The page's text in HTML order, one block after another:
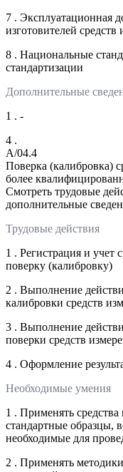
7 . Эксплуатационная
изготовителей средств
8 . Национальные
стандартизации
Дополнительные
1 . -
4 .
A/04.4
Поверка (калибровка)
более
Смотреть трудовые
дополнительные
Трудовые действия
1 . Регистрация и учет
поверку (калибровку)
2 . Выполнение
калибровки средств
3 . Выполнение
поверки средств
4 . Оформление
Необходимые умения
1 . Применять
стандартные образцы,
необходимые для
2 . Применять